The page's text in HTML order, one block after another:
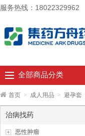
服务热线：18022329962
全部商品分类
首页 > 成人用品 > 避孕套
治病找药
恶性肿瘤